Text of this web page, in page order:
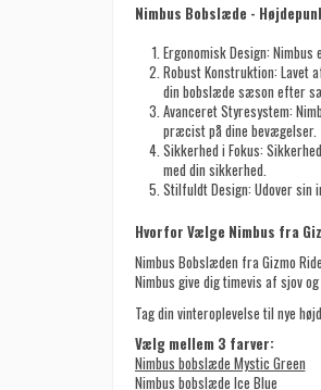
Nimbus Bobslæde -
Ergonomisk Design: Nimbus
Robust Konstruktion: Lavet
din bobslæde sæson efter
Avanceret Styresystem:
præcist på dine bevægelser.
Sikkerhed i Fokus:
med din sikkerhed.
Stilfuldt Design: Udover sin
Hvorfor Vælge Nimbus fra
Nimbus Bobslæden fra Gizmo
Nimbus give dig timevis af sjov
Tag din vinteroplevelse til nye
Vælg mellem 3 farver:
Nimbus bobslæde Mystic Green
Nimbus bobslæde Ice Blue